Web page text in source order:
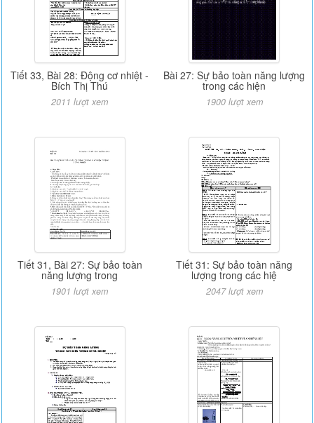
Tiết 33, Bài 28: Động cơ nhiệt -
Bích Thị Thú
2011 lượt xem
Bài 27: Sự bảo toàn năng lượng
trong các hiện
1900 lượt xem
Tiết 31, Bài 27: Sự bảo toàn
năng lượng trong
1901 lượt xem
Tiết 31: Sự bảo toàn năng
lượng trong các hiệ
2047 lượt xem